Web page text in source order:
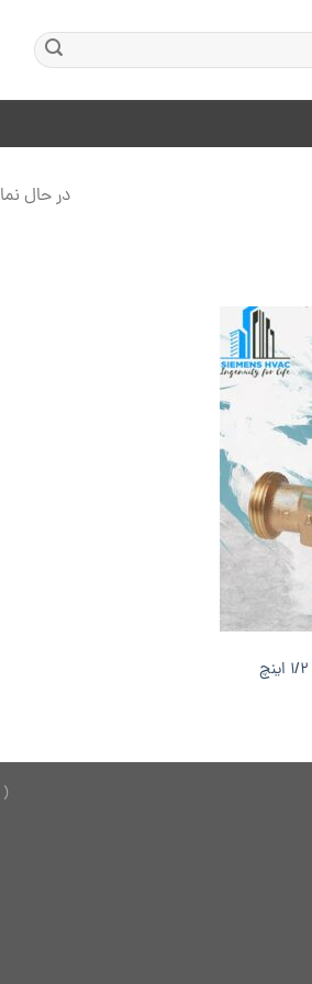
در حال
به
ها
( 10 خط ) 26749150 - 021 ---------------- 2624701 - 0921